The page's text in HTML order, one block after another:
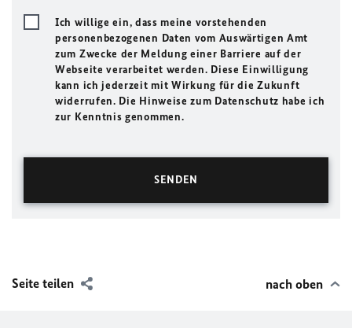
Ich willige ein, dass meine vorstehenden
personenbezogenen Daten vom Auswärtigen Amt
zum Zwecke der Meldung einer Barriere auf der
Webseite verarbeitet werden. Diese Einwilligung
kann ich jederzeit mit Wirkung für die Zukunft
widerrufen. Die Hinweise zum Datenschutz habe ich
zur Kenntnis genommen.
Seite teilen nach oben